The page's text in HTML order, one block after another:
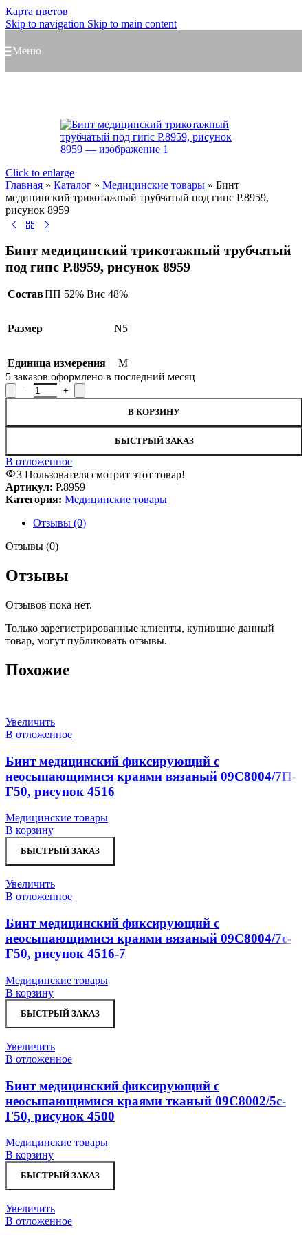
Карта цветов
Skip to navigation Skip to main content
Меню
Click to enlarge
Главная » Каталог » Медицинские товары » Бинт
медицинский трикотажный трубчатый под гипс Р.8959,
рисунок 8959
Бинт медицинский трикотажный трубчатый
под гипс Р.8959, рисунок 8959
СоставПП 52% Вис 48%
Размер N5
Единица измерения
М
5 заказов оформлено в последний месяц
Количество товара Бинт медицинский трикотажный
В КОРЗИНУ
БЫСТРЫЙ ЗАКАЗ
В отложенное
3 Пользователя смотрит этот товар!
Артикул: Р.8959
Категория: Медицинские товары
Отзывы (0)
Отзывы (0)
Отзывы
Отзывов пока нет.
Только зарегистрированные клиенты, купившие данный
товар, могут публиковать отзывы.
Похожие
Увеличить
В отложенное
Бинт медицинский фиксирующий с
неосыпающимися краями вязаный 09С8004/7П-
Г50, рисунок 4516
Медицинские товары
В корзину
БЫСТРЫЙ ЗАКАЗ
Увеличить
В отложенное
Бинт медицинский фиксирующий с
неосыпающимися краями вязаный 09С8004/7с-
Г50, рисунок 4516-7
Медицинские товары
В корзину
БЫСТРЫЙ ЗАКАЗ
Увеличить
В отложенное
Бинт медицинский фиксирующий с
неосыпающимися краями тканый 09С8002/5с-
Г50, рисунок 4500
Медицинские товары
В корзину
БЫСТРЫЙ ЗАКАЗ
Увеличить
В отложенное